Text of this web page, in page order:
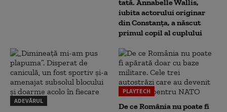
tată. Annabelle Wallis,
iubita actorului originar
din Constanța, a născut
primul copil al cuplului
ADEVĂRUL
PLAYTECH
De ce România nu poate fi